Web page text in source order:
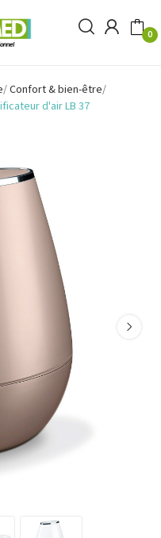
0
Confort & bien-être
d'air LB 37